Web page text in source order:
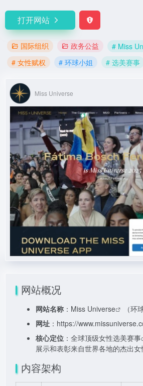
打开网站
国际组织 政务公益 # Miss
# 女性赋权
# 环球小姐 # 选美赛事
Miss Universe
网站概况
网站名称 ： Miss Universe （环
网址 ： https://
核心定位 ：全球顶级女性选美赛事
展示和表彰来自世界各地的杰出女
内容架构